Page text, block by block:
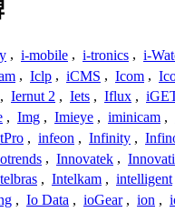
, i-mobile , i-tronics , i-
, Iclp , iCMS , Icom ,
, Iernut 2 , Iets , Iflux ,
, Img , Imieye , iminicam ,
, infeon , Infinity ,
, Innovatek ,
, Intelkam , intelligent
, Io Data , ioGear , ion ,